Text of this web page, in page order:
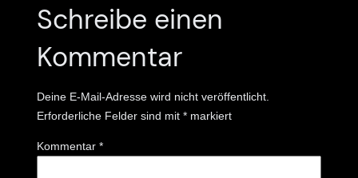
Schreibe einen
Kommentar
Deine E-Mail-Adresse wird nicht veröffentlicht.
Erforderliche Felder sind mit * markiert
Kommentar *